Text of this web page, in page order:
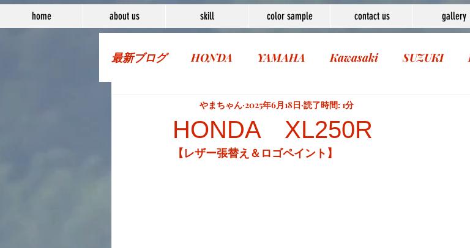
home about us skill color sample contact us gallery
最新ブログ HONDA YAMAHA Kawasaki SUZUKI
HONDA XL250R
やまちゃん 2025年6月18日 読了時間: 1分
【レザー張替え＆ロゴペイント】